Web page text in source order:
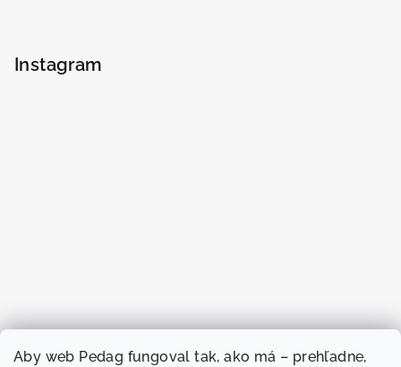
Aby web Pedag fungovaltak, ako má – prehľadne,
Instagram